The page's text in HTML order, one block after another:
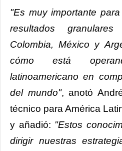
"Es muy importante
resultados
Colombia, México y
cómo está
latinoamericano en
del mundo", anotó
técnico para América
y añadió: "Estos
dirigir nuestras